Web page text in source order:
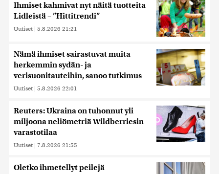
Ihmiset kahmivat nyt näitä tuotteita
Lidleistä – ”Hittitrendi”
Uutiset | 5.8.2026 21:21
Nämä ihmiset sairastuvat muita
herkemmin sydän- ja
verisuonitauteihin, sanoo tutkimus
Uutiset | 5.8.2026 22:01
Reuters: Ukraina on tuhonnut yli
miljoona neliömetriä Wildberriesin
varastotilaa
Uutiset | 7.8.2026 21:55
Oletko ihmetellyt peilejä